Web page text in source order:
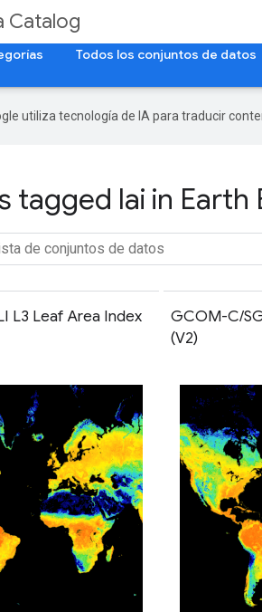
Catalog
Todos los conjuntos de datos
utiliza tecnología de IA para traducir
tagged lai in Earth
L3 Leaf Area Index
GCOM-C/
(V2)